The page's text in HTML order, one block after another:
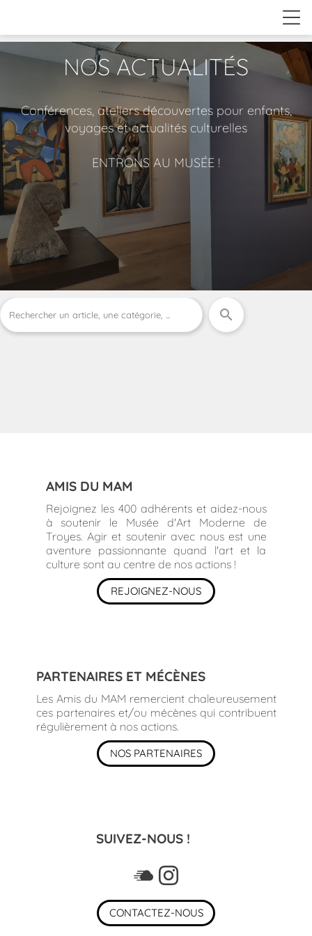
NOS ACTUALITÉS
Conférences, ateliers découvertes pour enfants,
voyages et actualités culturelles
ENTRONS AU MUSÉE !
search
AMIS DU MAM
Rejoignez les 400 adhérents et aidez-nous
à soutenir le Musée d'Art Moderne de
Troyes. Agir et soutenir avec nous est une
aventure passionnante quand l'art et la
culture sont au centre de nos actions !
REJOIGNEZ-NOUS
PARTENAIRES ET MÉCÈNES
Les Amis du MAM remercient chaleureusement
ces partenaires et/ou mécènes qui contribuent
régulièrement à nos actions.
NOS PARTENAIRES
SUIVEZ-NOUS !
CONTACTEZ-NOUS